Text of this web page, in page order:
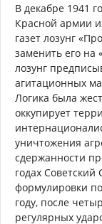
В декабре 1941
Красной армии
газет лозунг
заменить его на
лозунг
агитационных
Логика была
оккупирует
уничтожения
сдержанности
годах
формулировки
году, после
регулярных